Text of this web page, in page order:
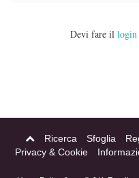
Devi fare il login
Ricerca Sfoglia
Privacy & Cookie